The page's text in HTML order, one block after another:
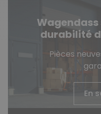
Wagendass
durabilité
Pièces
En